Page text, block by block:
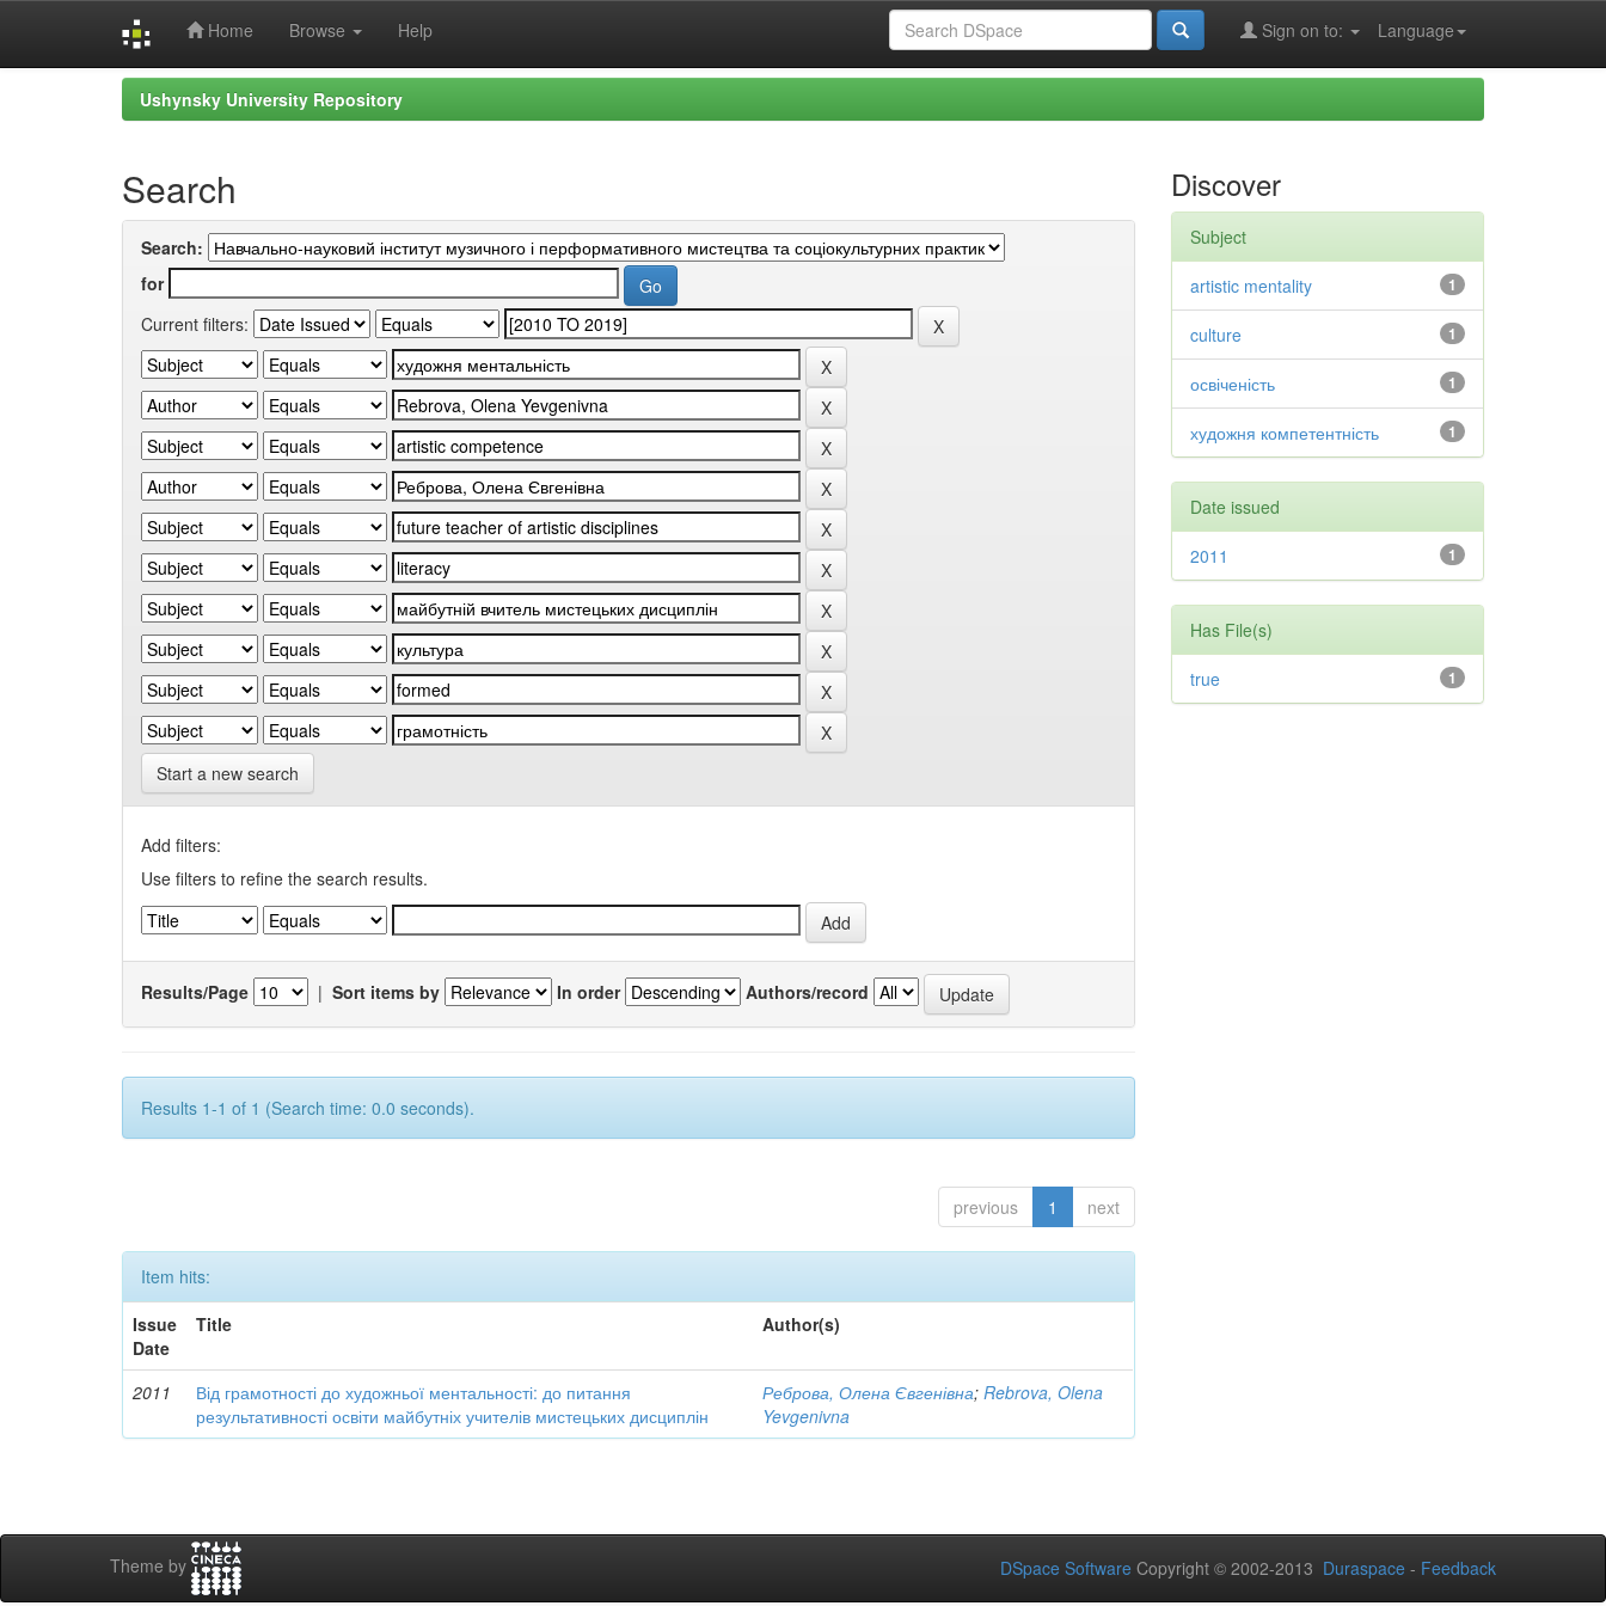
Home Browse Help Language
Sign on to:
Ushynsky University Repository
Search
Search:
for
Current filters:
Start a new search
Add filters:
Use filters to refine the search results.
Results/Page | Sort items by In order Authors/record
Results 1-1 of 1 (Search time: 0.0 seconds).
previous 1 next
Item hits:
Issue
Date
Title Author(s)
2011
Від грамотності до художньої ментальності: до питання
результативності освіти майбутніх учителів мистецьких дисциплін
Реброва, Олена Євгенівна;Rebrova, Olena
Yevgenivna
Discover
Subject
1
artistic mentality
1
culture
1
освіченість
1
художня компетентність
Date issued
1
2011
Has File(s)
1
true
Theme by DSpace Software Copyright © 2002-2013 Duraspace - Feedback